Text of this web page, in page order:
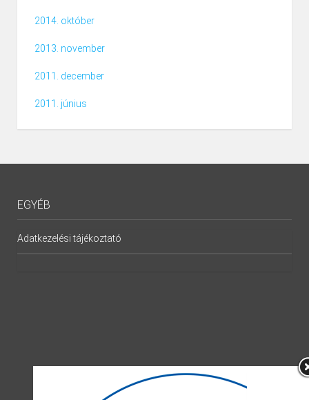
2014. október
2013. november
2011. december
2011. június
EGYÉB
Adatkezelési tájékoztató